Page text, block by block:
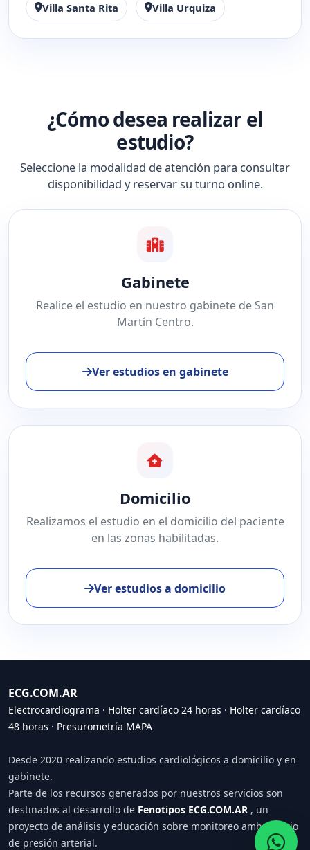
Villa Santa Rita Villa Urquiza
¿Cómo desea realizar el
estudio?
Seleccione la modalidad de atención para consultar
disponibilidad y reservar su turno online.
Gabinete
Realice el estudio en nuestro gabinete de San
Martín Centro.
Ver estudios en gabinete
Domicilio
Realizamos el estudio en el domicilio del paciente
en las zonas habilitadas.
Ver estudios a domicilio
ECG.COM.AR
Electrocardiograma · Holter cardíaco 24 horas · Holter cardíaco
48 horas · Presurometría MAPA
Desde 2020 realizando estudios cardiológicos a domicilio y en
gabinete.
Parte de los recursos generados por nuestros servicios son
destinados al desarrollo de Fenotipos ECG.COM.AR , un
proyecto de análisis y educación sobre monitoreo ambulatorio
de presión arterial.